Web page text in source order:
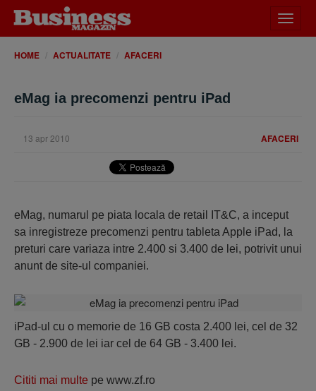
meniu
HOME ACTUALITATE AFACERI
eMag ia precomenzi pentru iPad
AFACERI
13 apr 2010
eMag, numarul pe piata locala de retail IT&C, a inceput
sa inregistreze precomenzi pentru tableta Apple iPad, la
preturi care variaza intre 2.400 si 3.400 de lei, potrivit unui
anunt de site-ul companiei.
iPad-ul cu o memorie de 16 GB costa 2.400 lei, cel de 32
GB - 2.900 de lei iar cel de 64 GB - 3.400 lei.
Cititi mai multe pe www.zf.ro